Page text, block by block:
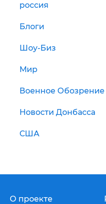
россия
Блоги
Шоу-Биз
Мир
Военное Обозрение
Новости Донбасса
США
О проекте